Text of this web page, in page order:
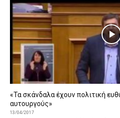
«Τα σκάνδαλα έχουν πολιτική
αυτουργούς»
13/04/2017